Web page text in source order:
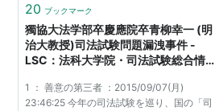
20 ブックマーク
獨協大法学部卒慶應院卒青柳幸一 (明
治大教授)司法試験問題漏洩事件 -
LSC：法科大学院・司法試験総合情報
板
1 ： 善意の第三者 ：2015/09/07(月)
23:46:25 今年の司法試験を巡り、国の「司